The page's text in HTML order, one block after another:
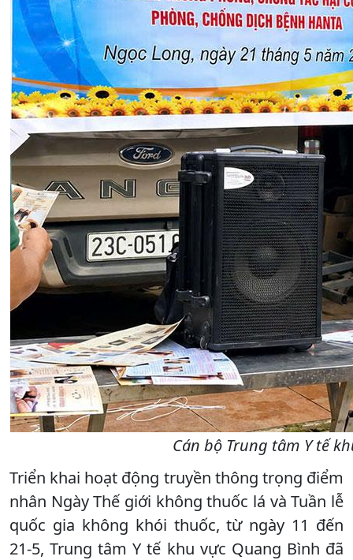
Cán bộ Trung tâm Y tế
Triển khai hoạt động truyền thông trọng điểm
nhân Ngày Thế giới không thuốc lá và Tuần lễ
quốc gia không khói thuốc, từ ngày 11 đến
21-5, Trung tâm Y tế khu vực Quang Bình đã